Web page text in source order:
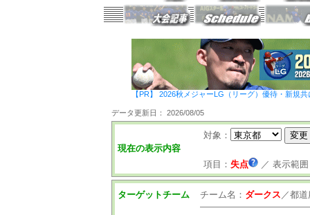
【PR】 2026秋メジャーLG（リーグ）優待・新規
データ更新日： 2026/08/05
現在の表示内容
対象：
項目： 失点 ／ 表示範囲
ターゲットチーム チーム名： ダークス ／都道